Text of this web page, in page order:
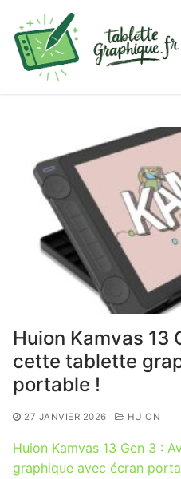
contenu
Huion Kamvas 13
cette tablette
portable !
27 JANVIER 2026 HUION
Huion Kamvas 13 Gen 3 :
graphique avec écran